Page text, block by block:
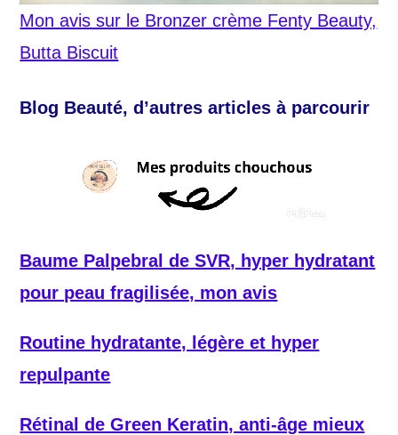
Mon avis sur le Bronzer crème Fenty Beauty,
Butta Biscuit
Blog Beauté, d’autres articles à parcourir
Baume Palpebral de SVR, hyper hydratant
pour peau fragilisée, mon avis
Routine hydratante, légère et hyper
repulpante
Rétinal de Green Keratin, anti-âge mieux